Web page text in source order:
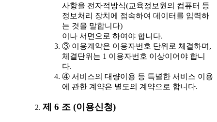
사항을 전자적방식(교육정보원의 컴퓨터 등
정보처리 장치에 접속하여 데이터를 입력하
는 것을 말합니다)
이나 서면으로 하여야 합니다.
③ 이용계약은 이용자번호 단위로 체결하며,
체결단위는 1 이용자번호 이상이어야 합니
다.
④ 서비스의 대량이용 등 특별한 서비스 이용
에 관한 계약은 별도의 계약으로 합니다.
제 6 조 (이용신청)